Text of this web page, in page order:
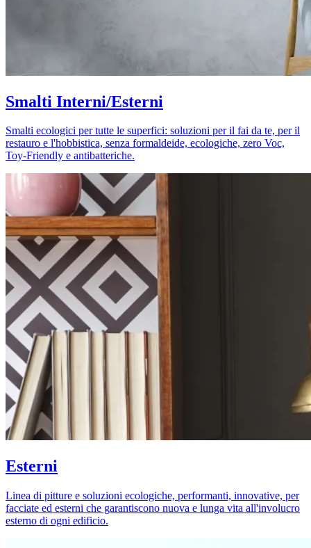
Smalti Interni/Esterni
Smalti ecologici per tutte le superfici: soluzioni per il fai da te, per il
restauro e l'hobbistica, senza formaldeide, ecologiche, zero Voc,
Toy-Friendly e antibatteriche.
Esterni
Linea di pitture e soluzioni ecologiche, performanti, innovative, per
facciate ed esterni che garantiscono nuova e lunga vita all'involucro
esterno di ogni edificio.